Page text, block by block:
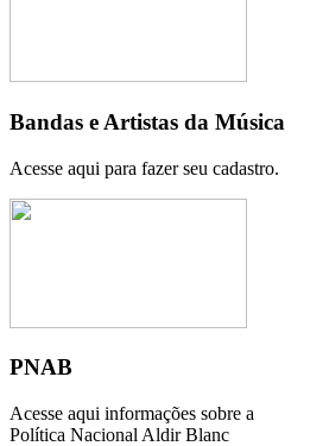
Bandas e Artistas da Música
Acesse aqui para fazer seu cadastro.
PNAB
Acesse aqui informações sobre a
Política Nacional Aldir Blanc